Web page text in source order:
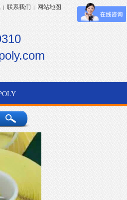
| 联系我们 | 网站地图